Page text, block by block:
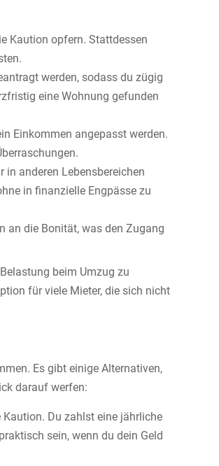
Kaution opfern. Stattdessen
werden, sodass du zügig
eine Wohnung gefunden
Einkommen angepasst werden.
anderen Lebensbereichen
in finanzielle Engpässe zu
an die Bonität, was den Zugang
beim Umzug zu
für viele Mieter, die sich nicht
Es gibt einige Alternativen,
darauf werfen:
Du zahlst eine jährliche
sein, wenn du dein Geld